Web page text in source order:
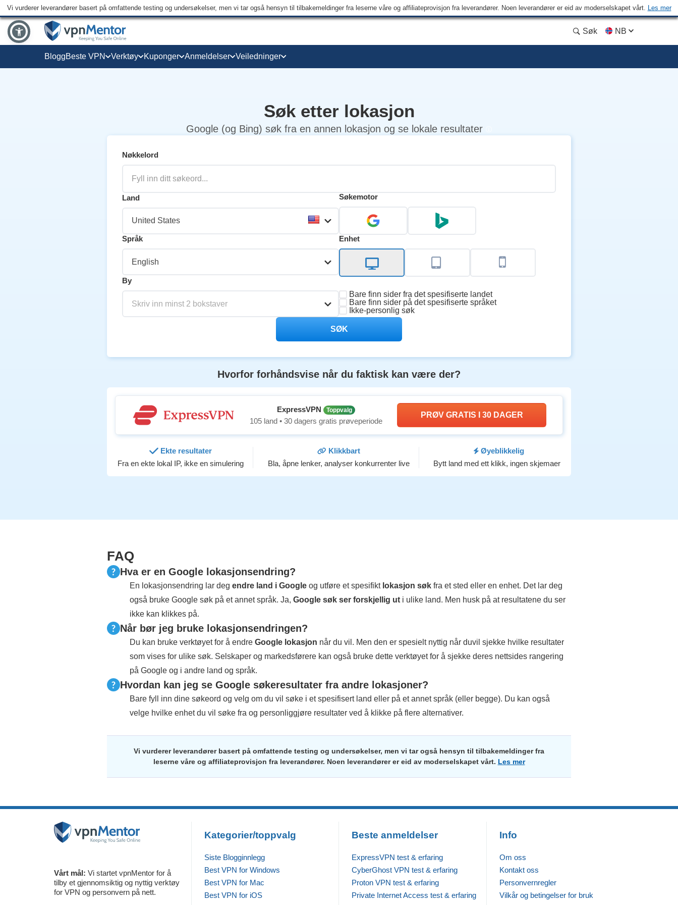
Vi vurderer leverandører basert på omfattende testing og undersøkelser, men vi tar også hensyn til tilbakemeldinger fra leserne våre og affiliateprovisjon fra leverandører. Noen leverandører er eid av moderselskapet vårt. Les mer
Søk NB
BloggBeste VPN Verktøy Kuponger Anmeldelser Veiledninger
Søk etter lokasjon
Google (og Bing) søk fra en annen lokasjon og se lokale resultater
Nøkkelord
Land
United States
Søkemotor
Språk
English
Enhet
By
Skriv inn minst 2 bokstaver
Bare finn sider fra det spesifiserte landet
Bare finn sider på det spesifiserte språket
Ikke-personlig søk
SØK
Hvorfor forhåndsvise når du faktisk kan være der?
ExpressVPN Toppvalg
105 land • 30 dagers gratis prøveperiode
PRØV GRATIS I 30 DAGER
Ekte resultater
Fra en ekte lokal IP, ikke en simulering
Klikkbart
Bla, åpne lenker, analyser konkurrenter live
Øyeblikkelig
Bytt land med ett klikk, ingen skjemaer
FAQ
Hva er en Google lokasjonsendring?
En lokasjonsendring lar deg endre land i Google og utføre et spesifikt lokasjon søk fra et sted eller en enhet. Det lar deg
også bruke Google søk på et annet språk. Ja, Google søk ser forskjellig ut i ulike land. Men husk på at resultatene du ser
ikke kan klikkes på.
Når bør jeg bruke lokasjonsendringen?
Du kan bruke verktøyet for å endre Google lokasjon når du vil. Men den er spesielt nyttig når duvil sjekke hvilke resultater
som vises for ulike søk. Selskaper og markedsførere kan også bruke dette verktøyet for å sjekke deres nettsides rangering
på Google og i andre land og språk.
Hvordan kan jeg se Google søkeresultater fra andre lokasjoner?
Bare fyll inn dine søkeord og velg om du vil søke i et spesifisert land eller på et annet språk (eller begge). Du kan også
velge hvilke enhet du vil søke fra og personliggjøre resultater ved å klikke på flere alternativer.
Vi vurderer leverandører basert på omfattende testing og undersøkelser, men vi tar også hensyn til tilbakemeldinger fra
leserne våre og affiliateprovisjon fra leverandører. Noen leverandører er eid av moderselskapet vårt. Les mer
Vårt mål: Vi startet vpnMentor for å
tilby et gjennomsiktig og nyttig verktøy
for VPN og personvern på nett.
Kategorier/toppvalg
Siste Blogginnlegg
Best VPN for Windows
Best VPN for Mac
Best VPN for iOS
Beste anmeldelser
ExpressVPN test & erfaring
CyberGhost VPN test & erfaring
Proton VPN test & erfaring
Private Internet Access test & erfaring
Info
Om oss
Kontakt oss
Personvernregler
Vilkår og betingelser for bruk